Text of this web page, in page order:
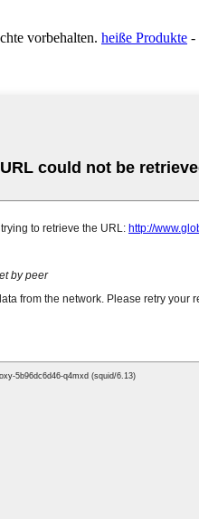
vorbehalten. heiße Produkte -